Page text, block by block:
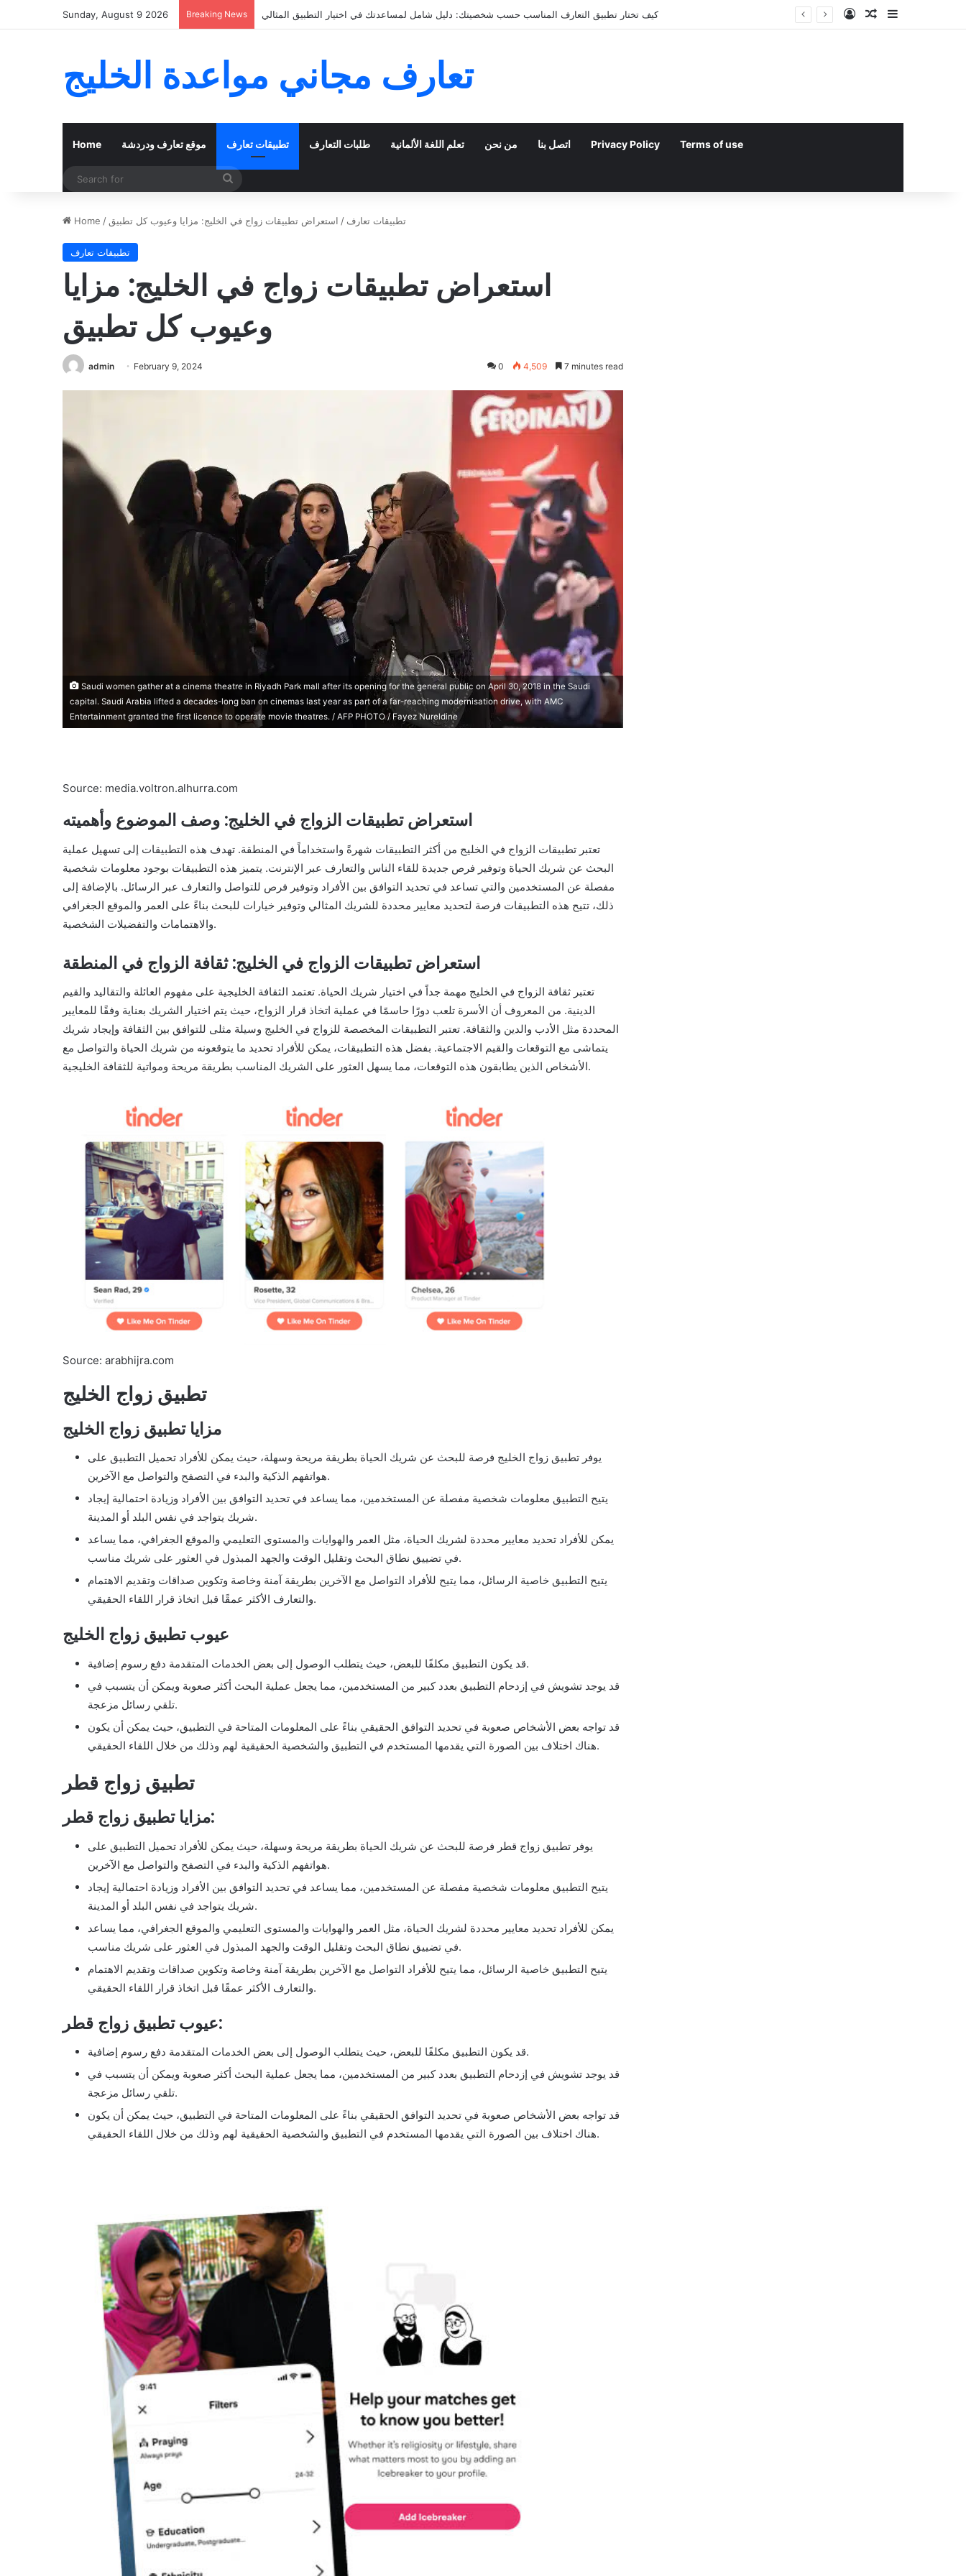
Sunday, August 9 2026 Breaking News التعارف عبر الإنترنت: كيفية الانتقال من الدردشة إلى اللقاء الفعلي بنجاح Log InRandom Article
Sidebar
تعارف مجاني مواعدة الخليج
Home موقع تعارف ودردشة تطبيقات تعارف طلبات التعارف تعلم اللغة الألمانية من نحن اتصل بنا Privacy Policy Terms of use
Home / تطبيقات تعارف / استعراض تطبيقات زواج في الخليج: مزايا وعيوب كل تطبيق
تطبيقات تعارف
استعراض تطبيقات زواج في الخليج: مزايا
وعيوب كل تطبيق
admin February 9, 2024 0 4,509 7 minutes read
Saudi women gather at a cinema theatre in Riyadh Park mall after its opening for the general public on April 30, 2018 in the Saudi
capital. Saudi Arabia lifted a decades-long ban on cinemas last year as part of a far-reaching modernisation drive, with AMC
Entertainment granted the first licence to operate movie theatres. / AFP PHOTO / Fayez Nureldine
Source: media.voltron.alhurra.com
استعراض تطبيقات الزواج في الخليج: وصف الموضوع وأهميته
تعتبر تطبيقات الزواج في الخليج من أكثر التطبيقات شهرةً واستخداماً في المنطقة. تهدف هذه التطبيقات إلى تسهيل عملية
البحث عن شريك الحياة وتوفير فرص جديدة للقاء الناس والتعارف عبر الإنترنت. يتميز هذه التطبيقات بوجود معلومات شخصية
مفصلة عن المستخدمين والتي تساعد في تحديد التوافق بين الأفراد وتوفير فرص للتواصل والتعارف عبر الرسائل. بالإضافة إلى
ذلك، تتيح هذه التطبيقات فرصة لتحديد معايير محددة للشريك المثالي وتوفير خيارات للبحث بناءً على العمر والموقع الجغرافي
والاهتمامات والتفضيلات الشخصية.
استعراض تطبيقات الزواج في الخليج: ثقافة الزواج في المنطقة
تعتبر ثقافة الزواج في الخليج مهمة جداً في اختيار شريك الحياة. تعتمد الثقافة الخليجية على مفهوم العائلة والتقاليد والقيم
الدينية. من المعروف أن الأسرة تلعب دورًا حاسمًا في عملية اتخاذ قرار الزواج، حيث يتم اختيار الشريك بعناية وفقًا للمعايير
المحددة مثل الأدب والدين والثقافة. تعتبر التطبيقات المخصصة للزواج في الخليج وسيلة مثلى للتوافق بين الثقافة وإيجاد شريك
يتماشى مع التوقعات والقيم الاجتماعية. بفضل هذه التطبيقات، يمكن للأفراد تحديد ما يتوقعونه من شريك الحياة والتواصل مع
الأشخاص الذين يطابقون هذه التوقعات، مما يسهل العثور على الشريك المناسب بطريقة مريحة ومواتية للثقافة الخليجية.
Source: arabhijra.com
تطبيق زواج الخليج
مزايا تطبيق زواج الخليج
يوفر تطبيق زواج الخليج فرصة للبحث عن شريك الحياة بطريقة مريحة وسهلة، حيث يمكن للأفراد تحميل التطبيق على
هواتفهم الذكية والبدء في التصفح والتواصل مع الآخرين.
يتيح التطبيق معلومات شخصية مفصلة عن المستخدمين، مما يساعد في تحديد التوافق بين الأفراد وزيادة احتمالية إيجاد
شريك يتواجد في نفس البلد أو المدينة.
يمكن للأفراد تحديد معايير محددة لشريك الحياة، مثل العمر والهوايات والمستوى التعليمي والموقع الجغرافي، مما يساعد
في تضييق نطاق البحث وتقليل الوقت والجهد المبذول في العثور على شريك مناسب.
يتيح التطبيق خاصية الرسائل، مما يتيح للأفراد التواصل مع الآخرين بطريقة آمنة وخاصة وتكوين صداقات وتقديم الاهتمام
والتعارف الأكثر عمقًا قبل اتخاذ قرار اللقاء الحقيقي.
عيوب تطبيق زواج الخليج
قد يكون التطبيق مكلفًا للبعض، حيث يتطلب الوصول إلى بعض الخدمات المتقدمة دفع رسوم إضافية.
قد يوجد تشويش في إزدحام التطبيق بعدد كبير من المستخدمين، مما يجعل عملية البحث أكثر صعوبة ويمكن أن يتسبب في
تلقي رسائل مزعجة.
قد تواجه بعض الأشخاص صعوبة في تحديد التوافق الحقيقي بناءً على المعلومات المتاحة في التطبيق، حيث يمكن أن يكون
هناك اختلاف بين الصورة التي يقدمها المستخدم في التطبيق والشخصية الحقيقية لهم وذلك من خلال اللقاء الحقيقي.
تطبيق زواج قطر
مزايا تطبيق زواج قطر:
يوفر تطبيق زواج قطر فرصة للبحث عن شريك الحياة بطريقة مريحة وسهلة، حيث يمكن للأفراد تحميل التطبيق على
هواتفهم الذكية والبدء في التصفح والتواصل مع الآخرين.
يتيح التطبيق معلومات شخصية مفصلة عن المستخدمين، مما يساعد في تحديد التوافق بين الأفراد وزيادة احتمالية إيجاد
شريك يتواجد في نفس البلد أو المدينة.
يمكن للأفراد تحديد معايير محددة لشريك الحياة، مثل العمر والهوايات والمستوى التعليمي والموقع الجغرافي، مما يساعد
في تضييق نطاق البحث وتقليل الوقت والجهد المبذول في العثور على شريك مناسب.
يتيح التطبيق خاصية الرسائل، مما يتيح للأفراد التواصل مع الآخرين بطريقة آمنة وخاصة وتكوين صداقات وتقديم الاهتمام
والتعارف الأكثر عمقًا قبل اتخاذ قرار اللقاء الحقيقي.
عيوب تطبيق زواج قطر:
قد يكون التطبيق مكلفًا للبعض، حيث يتطلب الوصول إلى بعض الخدمات المتقدمة دفع رسوم إضافية.
قد يوجد تشويش في إزدحام التطبيق بعدد كبير من المستخدمين، مما يجعل عملية البحث أكثر صعوبة ويمكن أن يتسبب في
تلقي رسائل مزعجة.
قد تواجه بعض الأشخاص صعوبة في تحديد التوافق الحقيقي بناءً على المعلومات المتاحة في التطبيق، حيث يمكن أن يكون
هناك اختلاف بين الصورة التي يقدمها المستخدم في التطبيق والشخصية الحقيقية لهم وذلك من خلال اللقاء الحقيقي.